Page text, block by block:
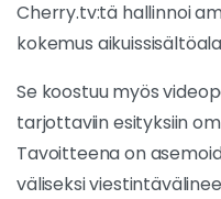
Cherry.tv:tä hallinnoi
kokemus
Se koostuu myös
tarjottaviin esityksiin
Tavoitteena on
väliseksi